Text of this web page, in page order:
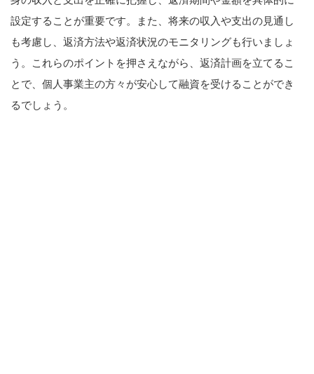
設定することが重要です。また、将来の収入や支出の見通し
も考慮し、返済方法や返済状況のモニタリングも行いましょ
う。これらのポイントを押さえながら、返済計画を立てるこ
とで、個人事業主の方々が安心して融資を受けることができ
るでしょう。